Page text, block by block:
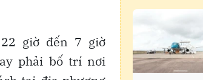
giờ đến 7 giờ
phải bố trí nơi